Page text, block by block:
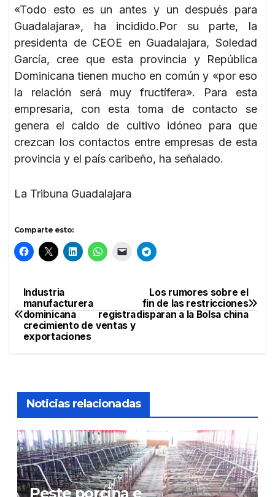
«Todo esto es un antes y un después para
Guadalajara», ha incidido.Por su parte, la
presidenta de CEOE en Guadalajara, Soledad
García, cree que esta provincia y República
Dominicana tienen mucho en común y «por eso
la relación será muy fructífera». Para esta
empresaria, con esta toma de contacto se
genera el caldo de cultivo idóneo para que
crezcan los contactos entre empresas de esta
provincia y el país caribeño, ha señalado.
La Tribuna Guadalajara
Comparte esto:
Navegación
de
entradas
Los rumores sobre el
fin de las restricciones
disparan a la Bolsa china
Industria
manufacturera
dominicana registra
crecimiento de ventas y
exportaciones
Noticias relacionadas
Peste porcina e